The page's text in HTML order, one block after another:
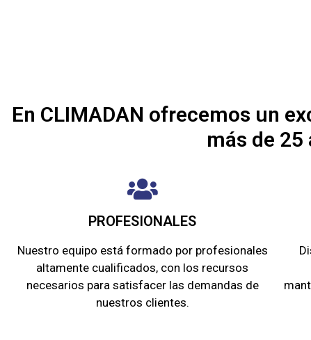
En CLIMADAN ofrecemos un
más de
PROFESIONALES ​
Nuestro equipo está formado por profesionales
altamente cualificados, con los recursos
necesarios para satisfacer las demandas de
nuestros clientes.